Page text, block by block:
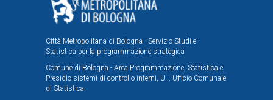
Città Metropolitana di Bologna - Servizio Studi e
Statistica per la programmazione strategica
Comune di Bologna - Area Programmazione, Statistica e
Presidio sistemi di controllo interni, U.I. Ufficio Comunale
di Statistica